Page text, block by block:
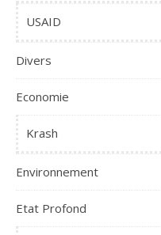
USAID
Divers
Economie
Krash
Environnement
Etat Profond